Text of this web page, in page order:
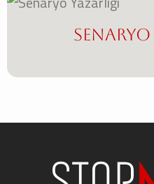
Senaryo